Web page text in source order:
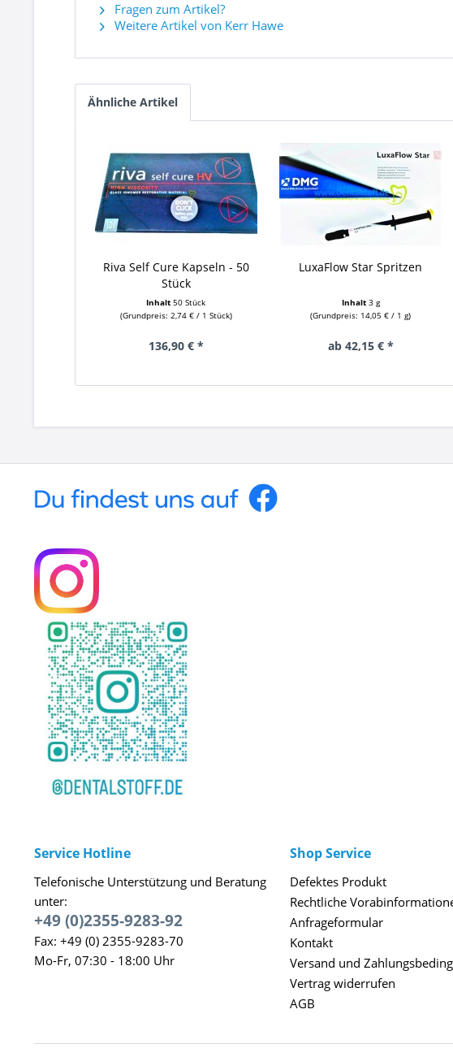
Fragen zum Artikel?
Weitere Artikel von Kerr Hawe
Ähnliche Artikel
Riva Self Cure Kapseln - 50
Stück
Inhalt50 Stück
(Grundpreis: 2,74 € / 1 Stück)
136,90 € *
LuxaFlow Star Spritzen
Inhalt 3 g
(Grundpreis: 14,05 € / 1 g)
ab 42,15 € *
Service Hotline
Telefonische Unterstützung und Beratung
unter:
+49 (0)2355-9283-92
Fax: +49 (0) 2355-9283-70
Mo-Fr, 07:30 - 18:00 Uhr
Shop Service
Defektes Produkt
Rechtliche
Anfrageformular
Kontakt
Versand und
Vertrag widerrufen
AGB